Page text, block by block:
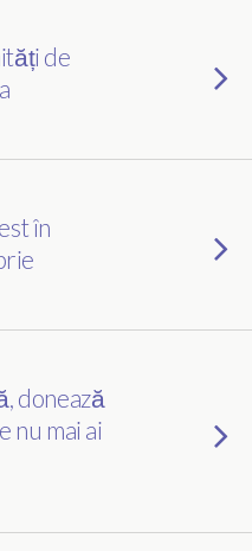
de
în
donează
nu mai ai